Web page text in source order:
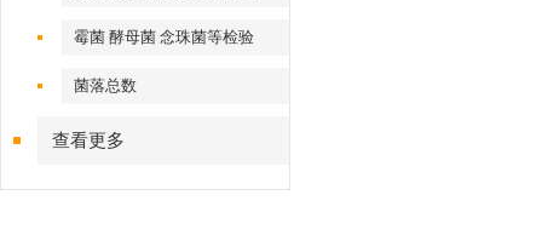
霉菌 酵母菌 念珠菌等检验
菌落总数
查看更多